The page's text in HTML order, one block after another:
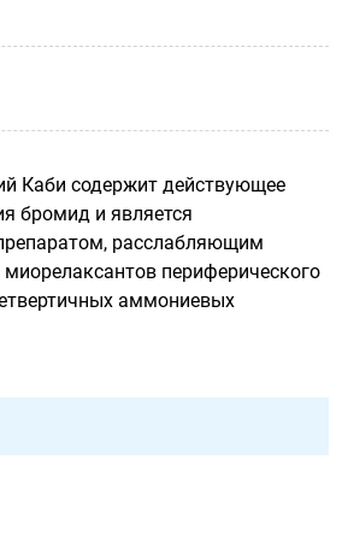
Каби содержит действующее
бромид и является
расслабляющим
периферического
аммониевых